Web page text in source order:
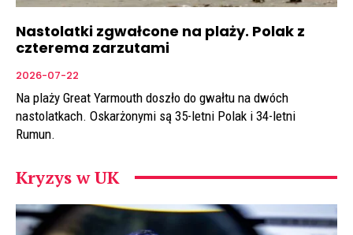
Nastolatki zgwałcone na plaży. Polak z
czterema zarzutami
2026-07-22
Na plaży Great Yarmouth doszło do gwałtu na dwóch
nastolatkach. Oskarżonymi są 35-letni Polak i 34-letni
Rumun.
Kryzys w UK